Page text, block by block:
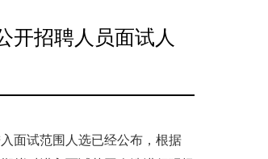
开招聘人员面试人
面试范围人选已经公布，根据